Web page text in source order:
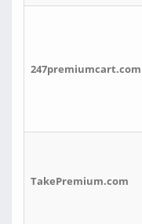
247premiumcart.com
TakePremium.com